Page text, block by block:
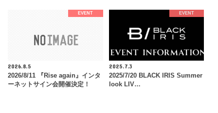
EVENT
2026.8.5
2026/8/11 『Rise again』インタ
ーネットサイン会開催決定！
EVENT
2025.7.3
2025/7/20 BLACK IRIS Summer
look LIV…